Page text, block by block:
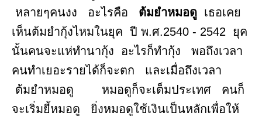
หลายๆคนงง อะไรคือ ต้มยำหมอดู เธอเคย
เห็นต้มยำกุ้งไหมในยุค ปี พ.ศ.2540 - 2542 ยุค
นั้นคนจะแห่ทำนากุ้ง อะไรก็ทำกุ้ง พอถึงเวลา
คนทำเยอะรายได้ก็จะตก และเมื่อถึงเวลา
ต้มยำหมอดู หมอดูก็จะเต็มประเทศ คนก็
จะเริ่มยี้หมอดู ยิ่งหมอดูใช้เงินเป็นหลักเพื่อให้